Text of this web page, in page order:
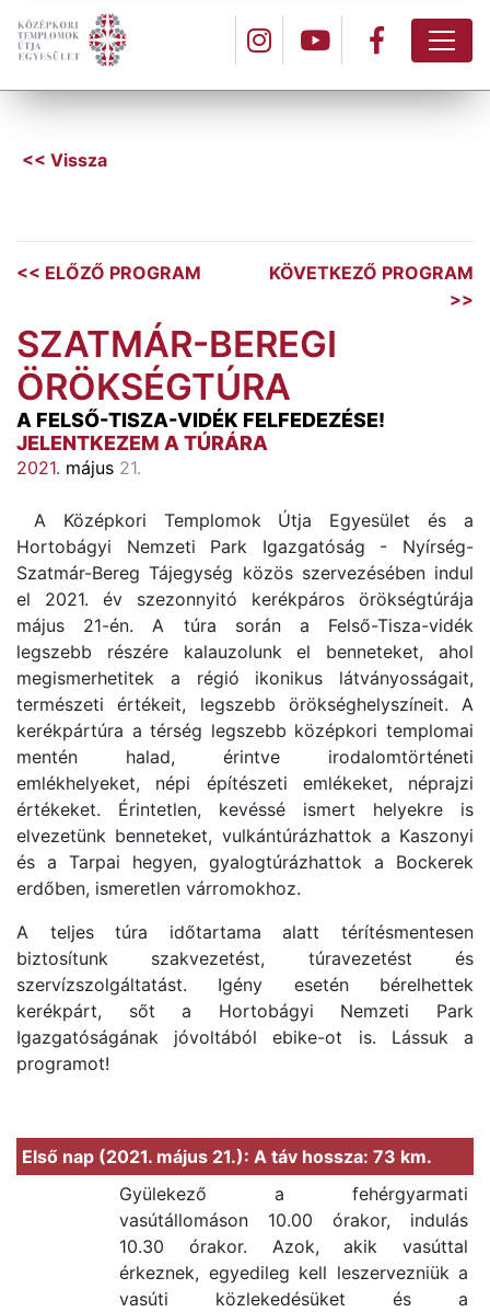
<< Vissza
<< ELŐZŐ PROGRAM
KÖVETKEZŐ PROGRAM
>>
SZATMÁR-BEREGI
ÖRÖKSÉGTÚRA
A FELSŐ-TISZA-VIDÉK FELFEDEZÉSE!
JELENTKEZEM A TÚRÁRA
2021. május 21.
A Középkori Templomok Útja Egyesület és a
Hortobágyi Nemzeti Park Igazgatóság - Nyírség-
Szatmár-Bereg Tájegység közös szervezésében indul
el 2021. év szezonnyitó kerékpáros örökségtúrája
május 21-én. A túra során a Felső-Tisza-vidék
legszebb részére kalauzolunk el benneteket, ahol
megismerhetitek a régió ikonikus látványosságait,
természeti értékeit, legszebb örökséghelyszíneit. A
kerékpártúra a térség legszebb középkori templomai
mentén halad, érintve irodalomtörténeti
emlékhelyeket, népi építészeti emlékeket, néprajzi
értékeket. Érintetlen, kevéssé ismert helyekre is
elvezetünk benneteket, vulkántúrázhattok a Kaszonyi
és a Tarpai hegyen, gyalogtúrázhattok a Bockerek
erdőben, ismeretlen várromokhoz.
A teljes túra időtartama alatt térítésmentesen
biztosítunk szakvezetést, túravezetést és
szervízszolgáltatást. Igény esetén bérelhettek
kerékpárt, sőt a Hortobágyi Nemzeti Park
Igazgatóságának jóvoltából ebike-ot is. Lássuk a
programot!
Első nap (2021. május 21.): A táv hossza: 73 km.
Gyülekező a fehérgyarmati
vasútállomáson 10.00 órakor, indulás
10.30 órakor. Azok, akik vasúttal
érkeznek, egyedileg kell leszervezniük a
vasúti közlekedésüket és a